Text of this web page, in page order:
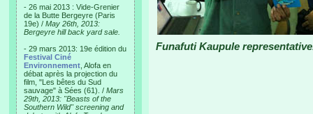
- 26 mai 2013 : Vide-Grenier
de la Butte Bergeyre (Paris
19e) / May 26th, 2013:
Bergeyre hill back yard sale.
- 29 mars 2013: 19e édition du
Festival Ciné
Environnement , Alofa en
débat après la projection du
film, "Les bêtes du Sud
sauvage" à Sées (61). / Mars
29th, 2013: "Beasts of the
Southern Wild" screening and
Funafuti Kaupule